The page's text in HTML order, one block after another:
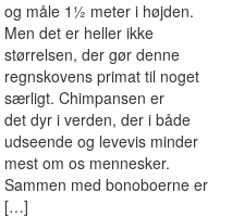
og måle 1½ meter i højden.
Men det er heller ikke
størrelsen, der gør denne
regnskovens primat til noget
særligt. Chimpansen er
det dyr i verden, der i både
udseende og levevis minder
mest om os mennesker.
Sammen med bonoboerne er
[…]